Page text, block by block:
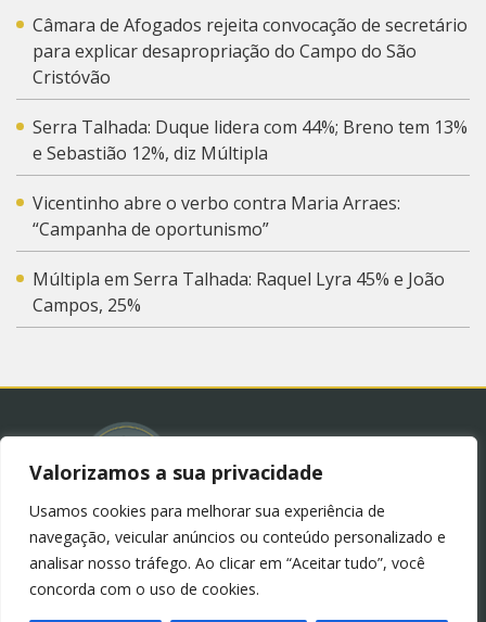
Valorizamos a sua privacidade
Usamos cookies para melhorar sua experiência de
navegação, veicular anúncios ou conteúdo personalizado e
analisar nosso tráfego. Ao clicar em “Aceitar tudo”, você
concorda com o uso de cookies.
Câmara de Afogados rejeita convocação de secretário
para explicar desapropriação do Campo do São
Cristóvão
Serra Talhada: Duque lidera com 44%; Breno tem 13%
e Sebastião 12%, diz Múltipla
Vicentinho abre o verbo contra Maria Arraes:
“Campanha de oportunismo”
Múltipla em Serra Talhada: Raquel Lyra 45% e João
Campos, 25%
© 2023 – Blog Juliana Lima.
Política de Privacidade
(LGPD)